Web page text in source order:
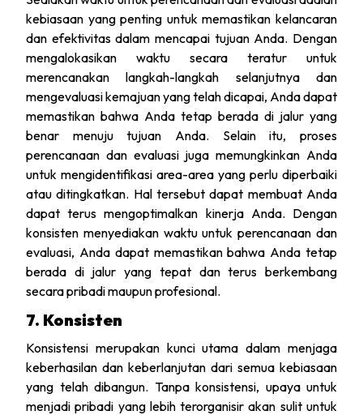
kebiasaan yang penting untuk memastikan kelancaran
dan efektivitas dalam mencapai tujuan Anda. Dengan
mengalokasikan waktu secara teratur untuk
merencanakan langkah-langkah selanjutnya dan
mengevaluasi kemajuan yang telah dicapai, Anda dapat
memastikan bahwa Anda tetap berada di jalur yang
benar menuju tujuan Anda. Selain itu, proses
perencanaan dan evaluasi juga memungkinkan Anda
untuk mengidentifikasi area-area yang perlu diperbaiki
atau ditingkatkan. Hal tersebut dapat membuat Anda
dapat terus mengoptimalkan kinerja Anda. Dengan
konsisten menyediakan waktu untuk perencanaan dan
evaluasi, Anda dapat memastikan bahwa Anda tetap
berada di jalur yang tepat dan terus berkembang
secara pribadi maupun profesional.
7. Konsisten
Konsistensi merupakan kunci utama dalam menjaga
keberhasilan dan keberlanjutan dari semua kebiasaan
yang telah dibangun. Tanpa konsistensi, upaya untuk
menjadi pribadi yang lebih terorganisir akan sulit untuk